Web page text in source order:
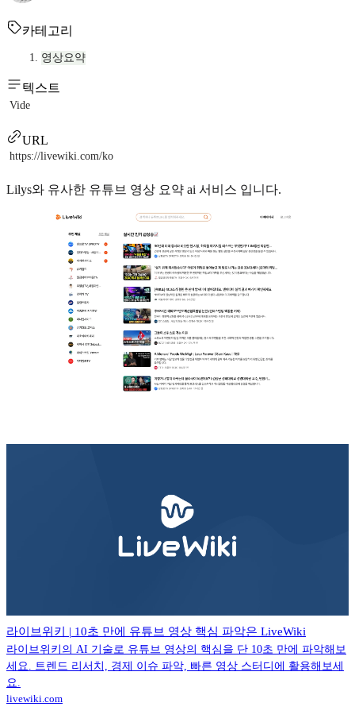
카테고리
영상요약
텍스트
Vide
URL
https://livewiki.com/ko
Lilys와 유사한 유튜브 영상 요약 ai 서비스 입니다.
라이브위키 | 10초 만에 유튜브 영상 핵심 파악은 LiveWiki
라이브위키의 AI 기술로 유튜브 영상의 핵심을 단 10초 만에 파악해보
세요. 트렌드 리서치, 경제 이슈 파악, 빠른 영상 스터디에 활용해보세
요.
livewiki.com